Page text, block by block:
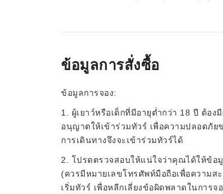
ข้อมูลการสั่งซื้อ
ข้อมูลการจอง:
1. ผู้เยาว์หรือเด็กที่มีอายุต่ำกว่า 18 ปี ต้อง
อนุญาตให้เข้าร่วมทัวร์ เพื่อความปลอดภั
การเดินทางจึงจะเข้าร่วมทัวร์ได้
2. โปรดตรวจสอบให้แน่ใจว่าคุณได้ให้ข้อ
(ควรมีหมายเลขโทรศัพท์มือถือเพื่อความ
เริ่มทัวร์ เพื่อหลีกเลี่ยงข้อผิดพลาดในการ